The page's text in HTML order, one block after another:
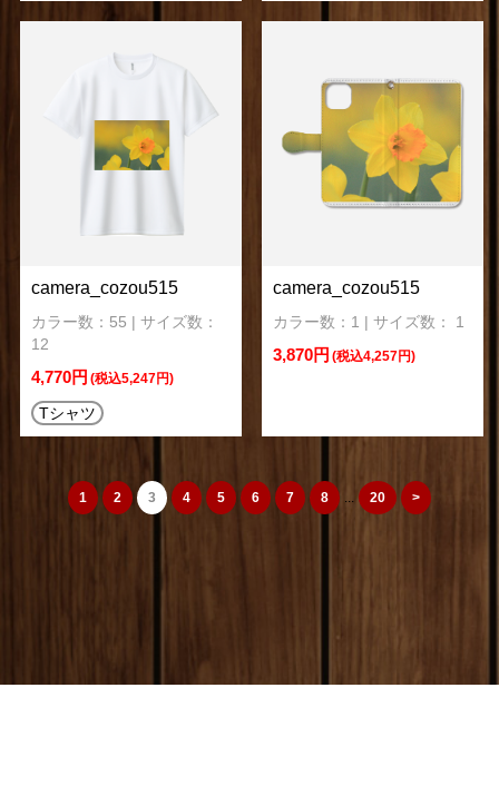
camera_cozou515
カラー数：55 | サイズ数：
12
4,770円 (税込5,247円)
Tシャツ
camera_cozou515
カラー数：1 | サイズ数： 1
3,870円 (税込4,257円)
1 2 3 4 5 6 7 8 ... 20 >